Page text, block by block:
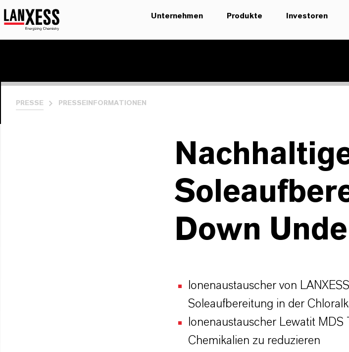
Unternehmen Produkte Investoren
PRESSE PRESSEINFORMATIONEN
Down
Ionenaustauscher von
Soleaufbereitung in der
Ionenaustauscher Lewatit
Chemikalien zu reduzieren